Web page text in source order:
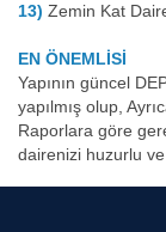
13) Zemin Kat
EN ÖNEMLİSİ
Yapının güncel
yapılmış olup,
Raporlara göre
dairenizi huzurlu